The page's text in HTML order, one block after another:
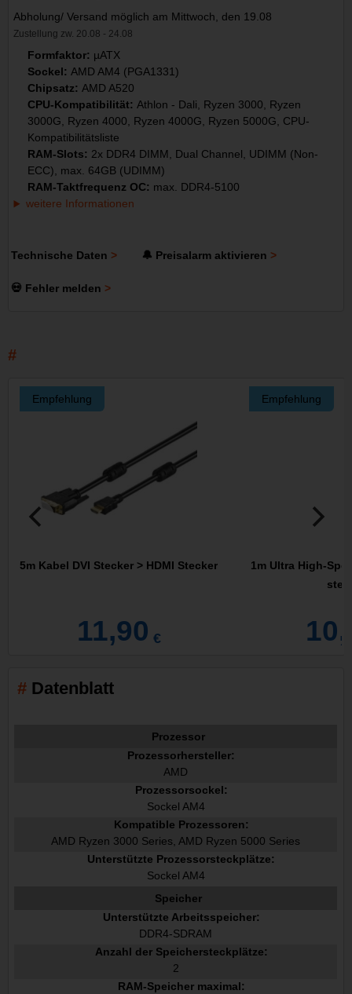
Abholung/ Versand möglich am Mittwoch, den 19.08
Zustellung zw. 20.08 - 24.08
Formfaktor: µATX
Sockel: AMD AM4 (PGA1331)
Chipsatz: AMD A520
CPU-Kompatibilität: Athlon - Dali, Ryzen 3000, Ryzen
3000G, Ryzen 4000, Ryzen 4000G, Ryzen 5000G, CPU-
Kompatibilitätsliste
RAM-Slots: 2x DDR4 DIMM, Dual Channel, UDIMM (Non-
ECC), max. 64GB (UDIMM)
RAM-Taktfrequenz OC: max. DDR4-5100
weitere Informationen
Technische Daten 🔔 Preisalarm aktivieren
💀 Fehler melden
Empfehlung
5m Kabel DVI Stecker > HDMI Stecker
11,90 €
Empfehlung
1m Ultra High-
Datenblatt
Prozessor
Prozessorhersteller:
AMD
Prozessorsockel:
Sockel AM4
Kompatible Prozessoren:
AMD Ryzen 3000 Series, AMD Ryzen 5000 Series
Unterstützte Prozessorsteckplätze:
Sockel AM4
Speicher
Unterstützte Arbeitsspeicher:
DDR4-SDRAM
Anzahl der Speichersteckplätze:
2
RAM-Speicher maximal: